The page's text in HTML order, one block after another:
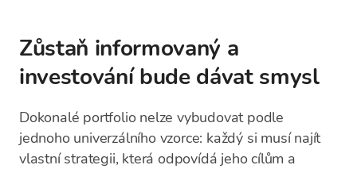
Zůstaň informovaný a
investování bude dávat smysl
Dokonalé portfolio nelze vybudovat podle
jednoho univerzálního vzorce: každý si musí najít
vlastní strategii, která odpovídá jeho cílům a